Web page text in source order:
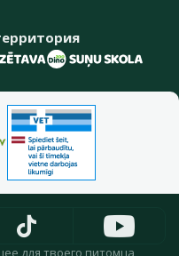
для твоего питомца